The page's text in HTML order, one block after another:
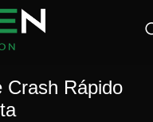
Crash Rápido